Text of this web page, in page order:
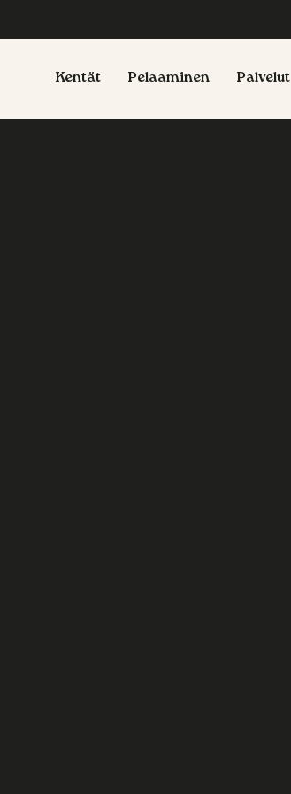
Kentät Pelaaminen Palvelut